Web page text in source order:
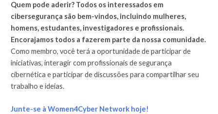
Quem pode aderir? Todos os interessados em
cibersegurança são bem-vindos, incluindo mulheres,
homens, estudantes, investigadores e profissionais.
Encorajamos todos a fazerem parte da nossa comunidade.
Como membro, você terá a oportunidade de participar de
iniciativas, interagir com profissionais de segurança
cibernética e participar de discussões para compartilhar seu
trabalho e ideias.
Junte-se à Women4Cyber Network hoje!